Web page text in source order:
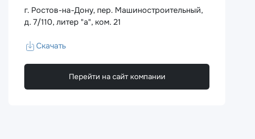
г. Ростов-на-Дону, пер. Машиностроительный,
д. 7/110, литер "а", ком. 21
Скачать
Перейти на сайт компании